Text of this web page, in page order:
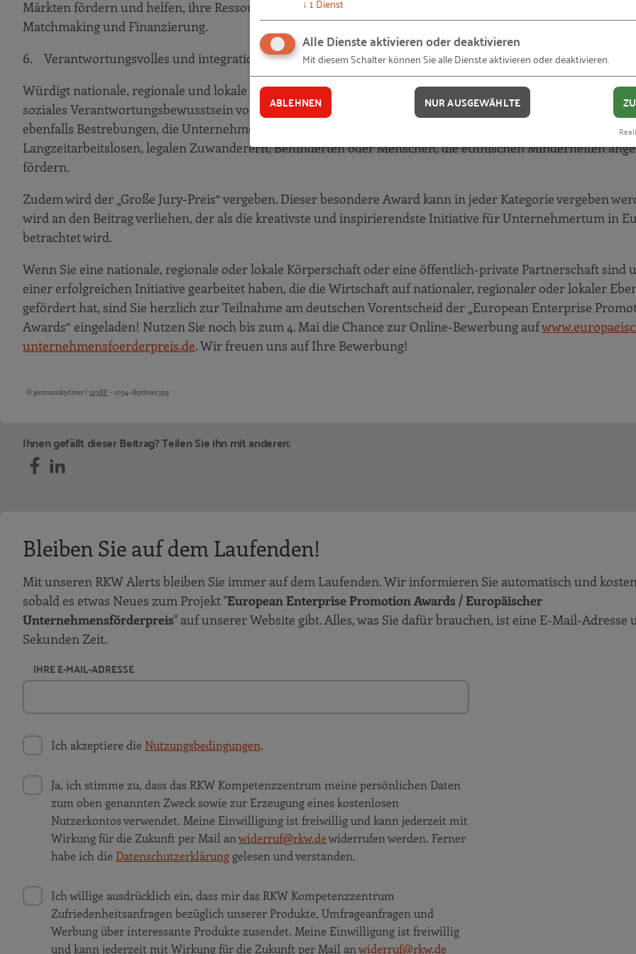
Märkten fördern und helfen, ihre Ressourceneffizienz zu steigern, z.B. durch die Entwicklung von Öko-
Matchmaking und Finanzierung.
6. Verantwortungsvolles und integrationsfreundliches Unternehmertum:
Würdigt nationale, regionale und lokale Initiativen von Körperschaften oder öffentlich-privaten
soziales Verantwortungsbewusstsein von kleinen und mittleren Unternehmen fördern. Diese Kategorie
ebenfalls Bestrebungen, die Unternehmertum bei benachteiligten Gruppen, wie Arbeitslosen, insbesondere
Langzeitarbeitslosen, legalen Zuwanderern, Behinderten oder Menschen, die ethnischen Minderheiten
fördern.
Zudem wird der „Große Jury-Preis“ vergeben. Dieser besondere Award kann in jeder Kategorie vergeben
wird an den Beitrag verliehen, der als die kreativste und inspirierendste Initiative für Unternehmertum in
betrachtet wird.
Wenn Sie eine nationale, regionale oder lokale Körperschaft oder eine öffentlich-private Partnerschaft sind
einer erfolgreichen Initiative gearbeitet haben, die die Wirtschaft auf nationaler, regionaler oder lokaler
gefördert hat, sind Sie herzlich zur Teilnahme am deutschen Vorentscheid der „European Enterprise
Awards“ eingeladen! Nutzen Sie noch bis zum 4. Mai die Chance zur Online-Bewerbung auf
unternehmensfoerderpreis.de. Wir freuen uns auf Ihre Bewerbung!
Bildquellen und Copyright-Hinweise
© germanskydiver / 123RF– 1034-skydiver.jpg
Ihnen gefällt dieser Beitrag? Teilen Sie ihn mit anderen:
Bleiben Sie auf dem Laufenden!
Mit unseren RKW Alerts bleiben Sie immer auf dem Laufenden. Wir informieren Sie automatisch und
sobald es etwas Neues zum Projekt "European Enterprise Promotion Awards / Europäischer
Unternehmensförderpreis" auf unserer Website gibt. Alles, was Sie dafür brauchen, ist eine E-Mail-Adresse
Sekunden Zeit.
IHRE E-MAIL-ADRESSE
Ich akzeptiere die Nutzungsbedingungen.
Ja, ich stimme zu, dass das RKW Kompetenzzentrum meine persönlichen Daten
zum oben genannten Zweck sowie zur Erzeugung eines kostenlosen
Nutzerkontos verwendet. Meine Einwilligung ist freiwillig und kann jederzeit mit
Wirkung für die Zukunft per Mail anwiderruf@rkw.dewiderrufen werden. Ferner
habe ich die Datenschutzerklärunggelesen und verstanden.
Ich willige ausdrücklich ein, dass mir das RKW Kompetenzzentrum
Zufriedenheitsanfragen bezüglich unserer Produkte, Umfrageanfragen und
Werbung über interessante Produkte zusendet. Meine Einwilligung ist freiwillig
und kann jederzeit mit Wirkung für die Zukunft per Mail anwiderruf@rkw.de
Alle Dienste aktivieren oder deaktivieren
Mit diesem Schalter können Sie alle Dienste aktivieren oder deaktivieren.
ABLEHNEN NUR AUSGEWÄHLTE